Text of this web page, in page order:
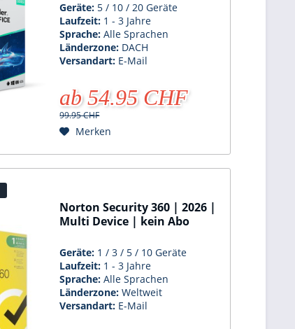
Geräte: 5 / 10 / 20 Geräte
Laufzeit: 1 - 3 Jahre
Sprache:Alle Sprachen
Länderzone: DACH
Versandart: E-Mail
ab 54.95 CHF
99.95 CHF
Merken
Norton Security 360 | 2026 |
Multi Device | kein Abo
Geräte: 1 / 3 / 5 / 10 Geräte
Laufzeit: 1 - 3 Jahre
Sprache:Alle Sprachen
Länderzone:Weltweit
Versandart: E-Mail